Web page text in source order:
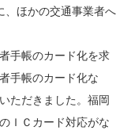
ほかの交通事業者へ
手帳のカード化を求
手帳のカード化な
ただきました。福岡
ＩＣカード対応がな